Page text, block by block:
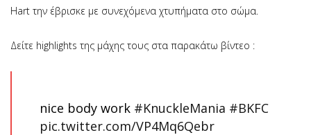
Hart την έβρισκε με συνεχόμενα χτυπήματα στο σώμα.
Δείτε highlights της μάχης τους στα παρακάτω βίντεο :
nice body work #KnuckleMania #BKFC
pic.twitter.com/VP4Mq6Qebr